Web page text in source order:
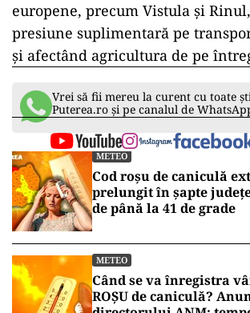
europene, precum Vistula și
presiune suplimentară pe
și afectând agricultura de pe
Vrei să fii mereu la curent cu toate
Puterea.ro și pe canalul de
METEO
Cod roșu de caniculă
prelungit în șapte
de până la 41 de grade
METEO
Când se va înregistra
ROȘU de caniculă?